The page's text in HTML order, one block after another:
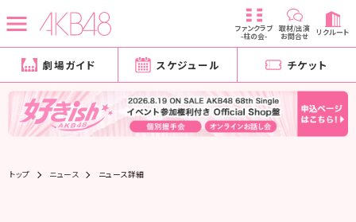
ファンクラブ
-柱の会-
取材/出演
お問合せ リクルート
劇場ガイド スケジュール チケット
トップ ニュース ニュース詳細